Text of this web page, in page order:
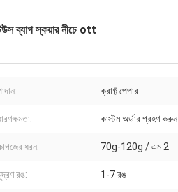
ব্যাগ স্কয়ার নীচে ott
ক্রাফ্ট পেপার
কাস্টম অর্ডার গ্রহণ করুন
ধরন: 70g-120g / এম 2
রঙ: 1-7 রঙ